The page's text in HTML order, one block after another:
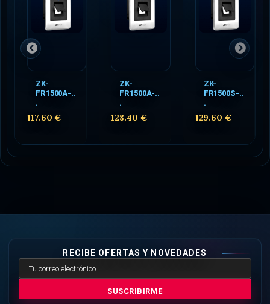
ZK-
FR1500A-..
.
117.60 €
ZK-
FR1500A-..
.
128.40 €
ZK-
FR1500S-..
.
129.60 €
RECIBE OFERTAS Y NOVEDADES
SUSCRIBIRME